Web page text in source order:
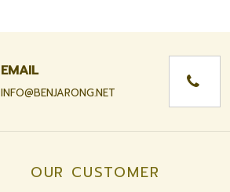
EMAIL
INFO@BENJARONG.NET
OUR CUSTOMER